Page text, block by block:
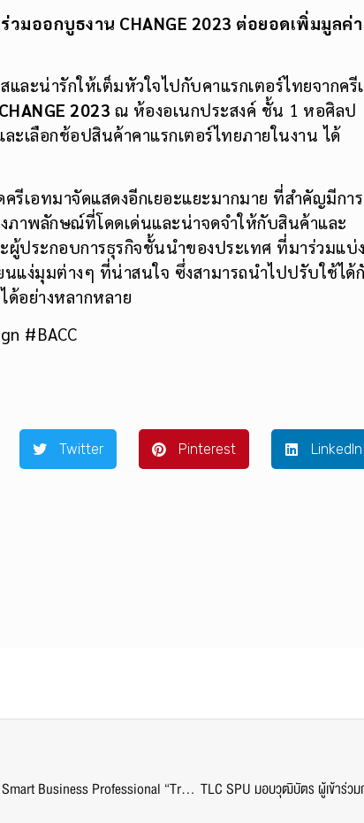
มออกบูธงาน CHANGE 2023 ต่อยอดเพิ่มมูลค่า
ละน่ารักให้เต็มหัวใจไปกับคาแรกเตอร์ไทยจากครี
CHANGE 2023 ณ ห้องอเนกประสงค์ ชั้น 1 หอศิลป
ะเลือกช้อปสินค้าคาแรกเตอร์ไทยภายในงาน ได้
รีเอทมาจัดแสดงอีกเยอะแยะมากมาย ที่สำคัญมีการ
งภาพลักษณ์ที่โดดเด่นและน่าจดจำให้กับสินค้าและ
ผู้ประกอบการธุรกิจชั้นนำของประเทศ ที่มาร่วมแบ่ง
แง่มุมต่างๆ ที่น่าสนใจ ซึ่งสามารถนำไปปรับใช้ได้
ด้อย่างหลากหลาย
#BACC
Twitter Pinterest LinkedIn
SBIC ร่วมกับ ธุรกิจระหว่างประเทศ SBS SPU จัดอบรม Smart Business Professional “Trade Format and Channel of Distribution” เพื่อผู้ประกอบการ